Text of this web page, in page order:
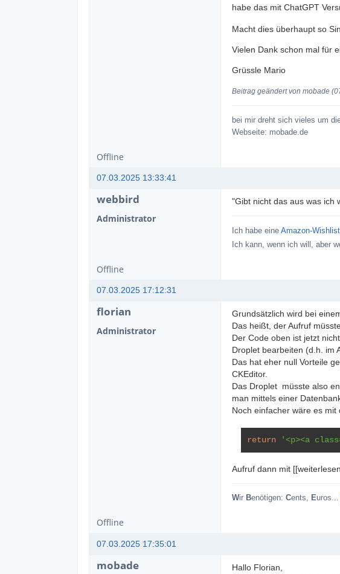
return
'<!--
if
(!isset(
// Debugging:
return '<!--
// Erstelle den
habe das mit ChatGPT
Macht dies überhaupt so
Vielen Dank schon mal für
Grüssle Mario
Beitrag geändert von mobade
bei mir dreht sich vieles um
Webseite: mobade.de
Offline
07.03.2025 13:33:41
webbird
Administrator
"Gibt nicht das aus was ich
Ich habe eine Amazon-Wishlist
Ich kann, wenn ich will, aber
Offline
07.03.2025 17:12:31
florian
Administrator
Grundsätzlich wird bei
Das heißt, der Aufruf
Der Code oben ist jetzt
Droplet bearbeiten (d.h. im
Das hat eher null Vorteile
CKEditor.
Das Droplet müsste also
man mittels einer
Noch einfacher wäre es mit
return '<p><a
Aufruf dann mit
Wir Benötigen: Cents, Euros...
Offline
07.03.2025 17:35:01
mobade
Hallo Florian,